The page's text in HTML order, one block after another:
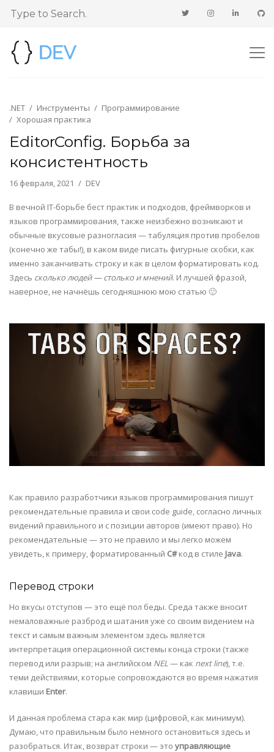
.NET Инструменты
Программирование
Хорошая практика
EditorConfig. Борьба за
консистентность
16 февраля, 2021 DEV
В вечной IT-борьбе бест практик и подходов, фреймворков и
языков программирования, также неизбежно возникают и
обычные вкусовые разногласия — табуляция против пробелов
(конечно же табы!), в каком виде писать фигурные скобки, как
именно заканчивать строку и как в целом форматировать код.
Здесь сколько людей — столько и мнений. И лучшей фразой,
наверное, не начнёшь сегодняшнюю мою статью 🙂
Как правило разработчики языков программирования пишут
рекомендательные правила и свои code guide, согласно личных
видений правильного и с позиции авторов (имеют право). Но
рекомендательные — это не правило и мы легко можем
увидеть, к примеру, форматированный С#код в стиле Java.
Перевод строки
Но вкусы отступов — это ещё пол беды. Среда также вносит
немаловажные разброд и шатания уже со своим видением на
текст и самым важным элементом здесь является
интерпретация операционной системы конца строки (также
перевод или разрыв; на английском NEL— как next line), т.е.
теми действиями, которые сопровождаются во время нажатия
клавиши Enter.
И данная проблема стара как мир (цифровой, как минимум).
Думаю, что правильным было немного остановиться здесь и
разобраться. Итак, возврат строки — это управляющие